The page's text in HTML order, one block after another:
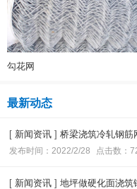
勾花网
最新动态
[ 新闻资讯 ] 桥梁浇筑冷轧钢筋
发布时间：2022/2/28 点击数：
[ 新闻资讯 ] 地坪做硬化面浇筑